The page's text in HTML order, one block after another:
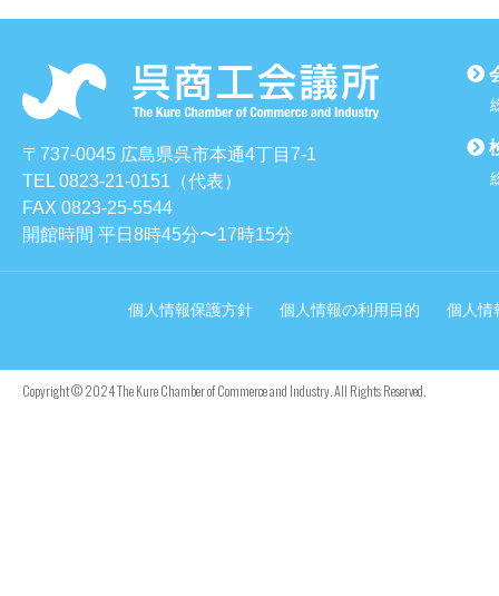
〒737-0045 広島県呉市本通4丁目7-1
TEL 0823-21-0151（代表）
FAX 0823-25-5544
開館時間 平日8時45分〜17時15分
個人情報保護方針 個人情報の利用目的 個人情
Copyright © 2024 The Kure Chamber of Commerce and Industry. All Rights Reserved.